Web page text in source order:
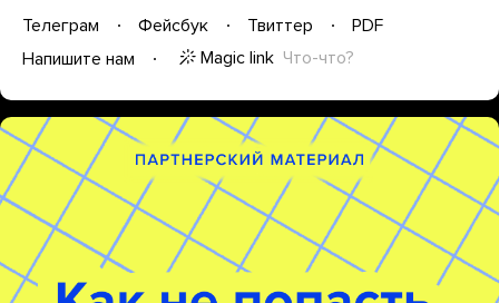
Телеграм Фейсбук Твиттер
PDF
Напишите нам
Magic link Что-что?